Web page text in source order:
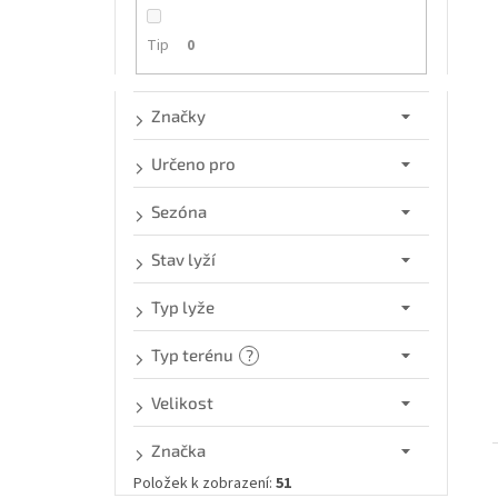
Tip 0
Značky
Určeno pro
Sezóna
Stav lyží
Typ lyže
Typ terénu ?
Velikost
Značka
Položek k zobrazení: 51